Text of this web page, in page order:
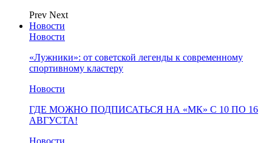
Prev Next
Новости
Новости
«Лужники»: от советской легенды к современному
спортивному кластеру
Новости
ГДЕ МОЖНО ПОДПИСАТЬСЯ НА «МК» С 10 ПО 16
АВГУСТА!
Новости